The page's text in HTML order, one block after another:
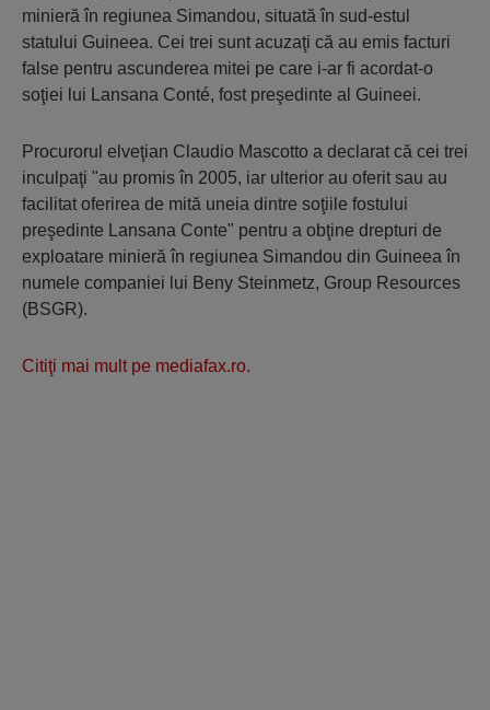
minieră în regiunea Simandou, situată în sud-estul
statului Guineea. Cei trei sunt acuzaţi că au emis facturi
false pentru ascunderea mitei pe care i-ar fi acordat-o
soţiei lui Lansana Conté, fost preşedinte al Guineei.
Procurorul elveţian Claudio Mascotto a declarat că cei trei
inculpaţi "au promis în 2005, iar ulterior au oferit sau au
facilitat oferirea de mită uneia dintre soţiile fostului
preşedinte Lansana Conte" pentru a obţine drepturi de
exploatare minieră în regiunea Simandou din Guineea în
numele companiei lui Beny Steinmetz, Group Resources
(BSGR).
Citiţi mai mult pe mediafax.ro.